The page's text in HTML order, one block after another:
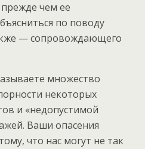
прежде чем ее
по поводу
— сопровождающего
множество
некоторых
и «недопустимой
Ваши опасения
что нас могут не так